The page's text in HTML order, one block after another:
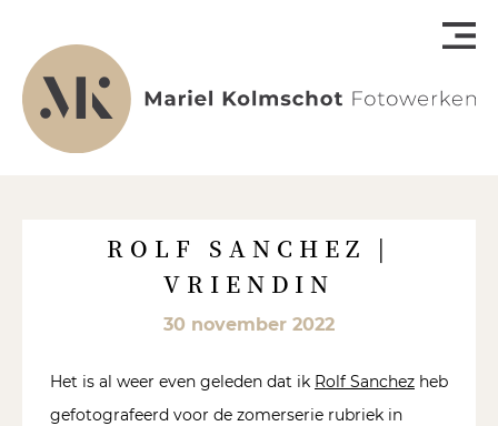
ROLF SANCHEZ |
VRIENDIN
30 november 2022
Het is al weer even geleden dat ik Rolf Sanchez heb
gefotografeerd voor de zomerserie rubriek in